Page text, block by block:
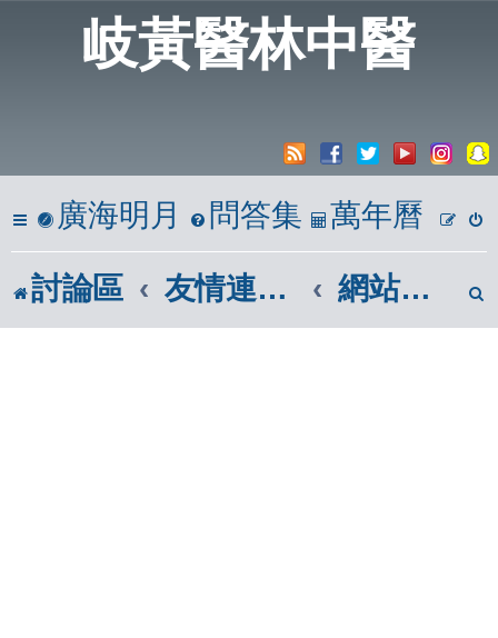
岐黃醫林中醫
廣海明月 問答集 萬年曆
討論區 友情連結網站 網站推薦